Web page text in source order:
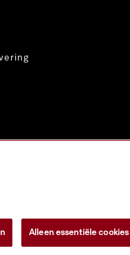
Alleen essentiële cookies